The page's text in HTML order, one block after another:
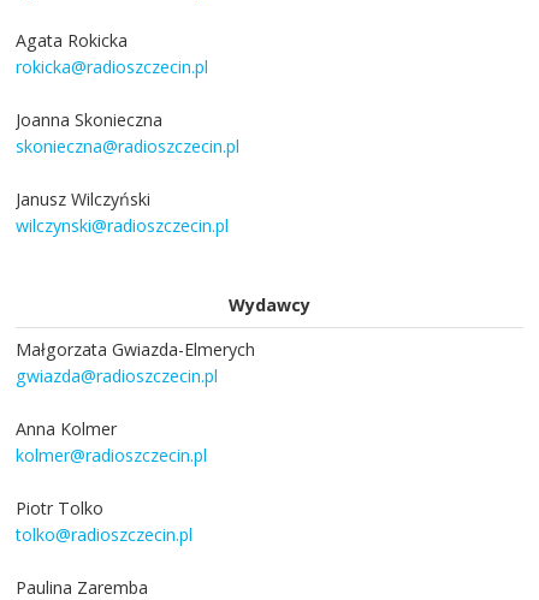
Agata Rokicka
rokicka@radioszczecin.pl
Joanna Skonieczna
skonieczna@radioszczecin.pl
Janusz Wilczyński
wilczynski@radioszczecin.pl
Wydawcy
Małgorzata Gwiazda-Elmerych
gwiazda@radioszczecin.pl
Anna Kolmer
kolmer@radioszczecin.pl
Piotr Tolko
tolko@radioszczecin.pl
Paulina Zaremba